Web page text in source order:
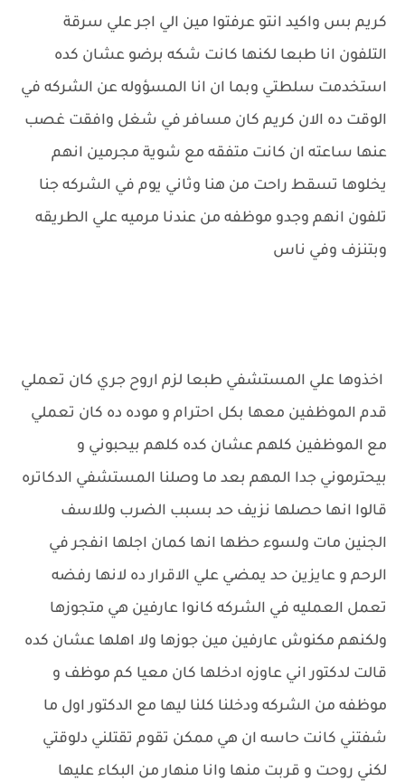
كريم بس واكيد انتو عرفتوا مين الي اجر علي سرقة
التلفون انا طبعا لكنها كانت شكه برضو عشان كده
استخدمت سلطتي وبما ان انا المسؤوله عن الشركه في
الوقت ده الان كريم كان مسافر في شغل وافقت غصب
عنها ساعته ان كانت متفقه مع شوية مجرمين انهم
يخلوها تسقط راحت من هنا وثاني يوم في الشركه جنا
تلفون انهم وجدو موظفه من عندنا مرميه علي الطريقه
وبتنزف وفي ناس
اخذوها علي المستشفي طبعا لزم اروح جري كان تعملي
قدم الموظفين معها بكل احترام و موده ده كان تعملي
مع الموظفين كلهم عشان كده كلهم بيحبوني و
بيحترموني جدا المهم بعد ما وصلنا المستشفي الدكاتره
قالوا انها حصلها نزيف حد بسبب الضرب وللاسف
الجنين مات ولسوء حظها انها كمان اجلها انفجر في
الرحم و عايزين حد يمضي علي الاقرار ده لانها رفضه
تعمل العمليه في الشركه كانوا عارفين هي متجوزها
ولكنهم مكنوش عارفين مين جوزها ولا اهلها عشان كده
قالت لدكتور اني عاوزه ادخلها كان معيا كم موظف و
موظفه من الشركه ودخلنا كلنا ليها مع الدكتور اول ما
شفتني كانت حاسه ان هي ممكن تقوم تقتلني دلوقتي
لكني روحت و قربت منها وانا منهار من البكاء عليها